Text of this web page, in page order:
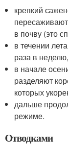
крепкий
пересаживают
в почву (это
в течении
раза в
в начале
разделяют
которых
дальше
режиме.
Отводками